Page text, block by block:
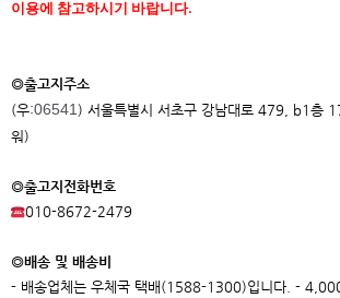
이용에 참고하시기 바랍니다.
◎출고지주소
(우:06541 ) 서울특별시 서초구 강남대로 479, b1층
워)
◎출고지전화번호
010-8672-2479
◎배송 및 배송비
- 배송업체는 우체국 택배(1588-1300)입니다. -